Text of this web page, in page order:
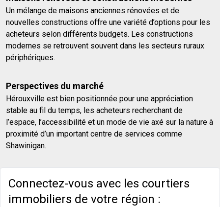
Un mélange de maisons anciennes rénovées et de
nouvelles constructions offre une variété d’options pour les
acheteurs selon différents budgets. Les constructions
modernes se retrouvent souvent dans les secteurs ruraux
périphériques.
Perspectives du marché
Hérouxville est bien positionnée pour une appréciation
stable au fil du temps, les acheteurs recherchant de
l’espace, l’accessibilité et un mode de vie axé sur la nature à
proximité d’un important centre de services comme
Shawinigan.
Connectez-vous avec les courtiers
immobiliers de votre région :